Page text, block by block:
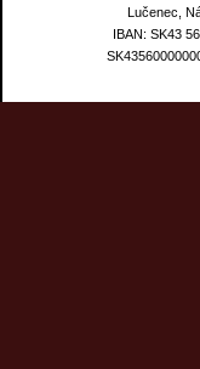
Lučenec,
IBAN: SK43